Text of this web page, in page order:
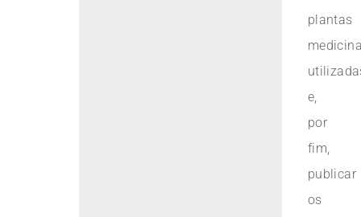
plantas
e,
por
fim,
publicar
os